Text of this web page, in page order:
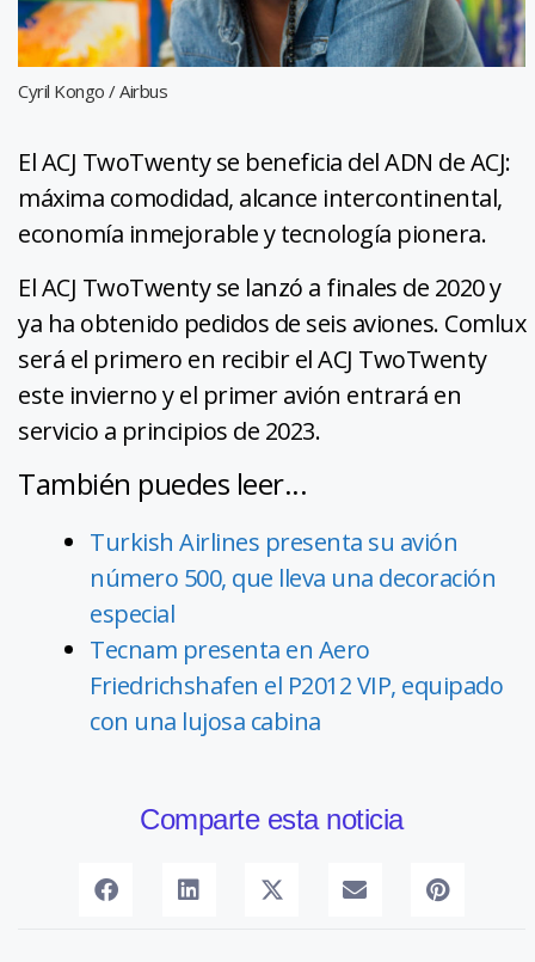
Cyril Kongo / Airbus
El ACJ TwoTwenty se beneficia del ADN de ACJ:
máxima comodidad, alcance intercontinental,
economía inmejorable y tecnología pionera.
El ACJ TwoTwenty se lanzó a finales de 2020 y
ya ha obtenido pedidos de seis aviones. Comlux
será el primero en recibir el ACJ TwoTwenty
este invierno y el primer avión entrará en
servicio a principios de 2023.
También puedes leer...
Turkish Airlines presenta su avión
número 500, que lleva una decoración
especial
Tecnam presenta en Aero
Friedrichshafen el P2012 VIP, equipado
con una lujosa cabina
Comparte esta noticia